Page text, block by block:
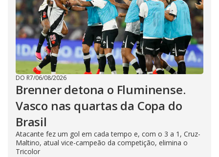
DO R7/06/08/2026
Brenner detona o Fluminense.
Vasco nas quartas da Copa do
Brasil
Atacante fez um gol em cada tempo e, com o 3 a 1, Cruz-
Maltino, atual vice-campeão da competição, elimina o
Tricolor